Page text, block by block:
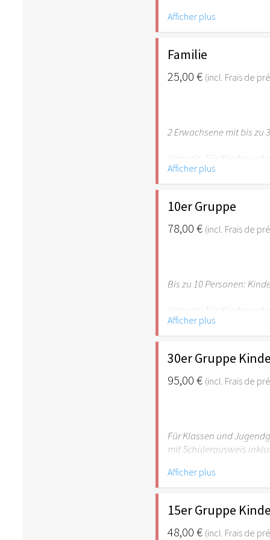
Hinweis: Für Kinder
empfehlenswert.
Afficher plus
Familie
25,00 € (incl. Frais de
2 Erwachsene mit bis zu
Hinweis: Für Kinder
empfehlenswert.
Afficher plus
10er Gruppe
78,00 € (incl. Frais de
Bis zu 10 Personen:
Hinweis: Für Kinder
empfehlenswert.
Afficher plus
30er Gruppe
95,00 € (incl. Frais de
Für Klassen und
mit Schülerausweis
Hinweis: Für Kinder
empfehlenswert.
Afficher plus
15er Gruppe
48,00 € (incl. Frais de